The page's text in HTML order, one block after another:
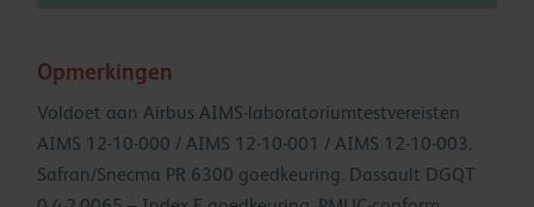
Opmerkingen
Voldoet aan Airbus AIMS-laboratoriumtestvereisten
AIMS 12-10-000 / AIMS 12-10-001 / AIMS 12-10-003.
Safran/Snecma PR 6300 goedkeuring. Dassault DGQT